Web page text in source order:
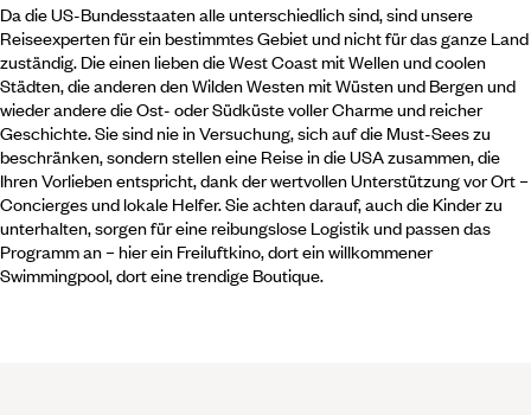
Da die US-Bundesstaaten alle unterschiedlich sind, sind unsere
Reiseexperten für ein bestimmtes Gebiet und nicht für das ganze Land
zuständig. Die einen lieben die West Coast mit Wellen und coolen
Städten, die anderen den Wilden Westen mit Wüsten und Bergen und
wieder andere die Ost- oder Südküste voller Charme und reicher
Geschichte. Sie sind nie in Versuchung, sich auf die Must-Sees zu
beschränken, sondern stellen eine Reise in die USA zusammen, die
Ihren Vorlieben entspricht, dank der wertvollen Unterstützung vor Ort –
Concierges und lokale Helfer. Sie achten darauf, auch die Kinder zu
unterhalten, sorgen für eine reibungslose Logistik und passen das
Programm an – hier ein Freiluftkino, dort ein willkommener
Swimmingpool, dort eine trendige Boutique.